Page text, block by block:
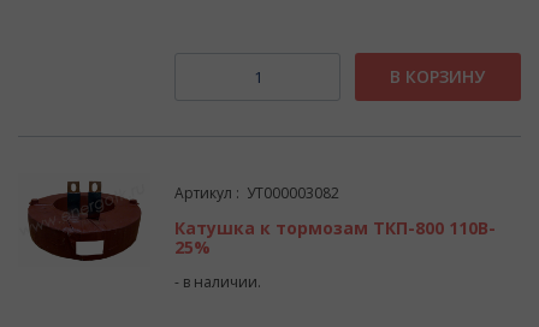
В КОРЗИНУ
Артикул : УТ000003082
Катушка к тормозам ТКП-800 110В-
25%
- в наличии.